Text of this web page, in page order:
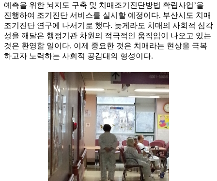
예측을 위한 뇌지도 구축 및 치매조기진단방법 확립사업’을
진행하여 조기진단 서비스를 실시할 예정이다. 부산시도 치매
조기진단 연구에 나서기로 했다. 늦게라도 치매의 사회적 심각
성을 깨달은 행정기관 차원의 적극적인 움직임이 나오고 있는
것은 환영할 일이다. 이제 중요한 것은 치매라는 현상을 극복
하고자 노력하는 사회적 공감대의 형성이다.